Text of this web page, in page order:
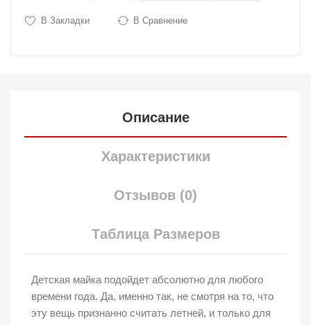
В Закладки В Сравнение
Описание
Характеристики
Отзывов (0)
Таблица Размеров
Детская майка подойдет абсолютно для любого
времени года. Да, именно так, не смотря на то, что
эту вещь признанно считать летней, и только для